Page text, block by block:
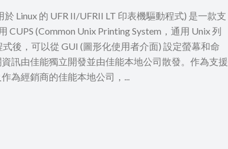
Linux 的 UFR II/UFRII LT 印表機驅動程式) 是一款支
(Common Unix Printing System，通用 Unix 列
後，可以從 GUI (圖形化使用者介面) 設定螢幕和命
訊由佳能獨立開發並由佳能本地公司散發。作為支援
為經銷商的佳能本地公司，...